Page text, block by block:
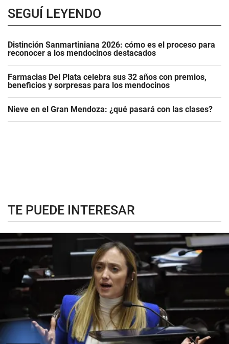
SEGUÍ LEYENDO
Distinción Sanmartiniana 2026: cómo es el proceso para
reconocer a los mendocinos destacados
Farmacias Del Plata celebra sus 32 años con premios,
beneficios y sorpresas para los mendocinos
Nieve en el Gran Mendoza: ¿qué pasará con las clases?
TE PUEDE INTERESAR